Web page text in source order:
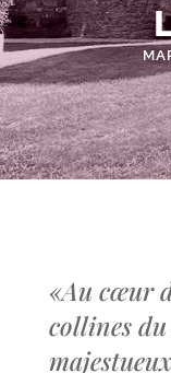
«Au cœur
collines